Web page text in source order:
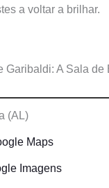
a voltar a brilhar.
Garibaldi: A Sala de
(AL)
Maps
Imagens